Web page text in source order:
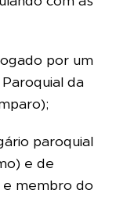
por um
da
paroquial
e de
e membro do